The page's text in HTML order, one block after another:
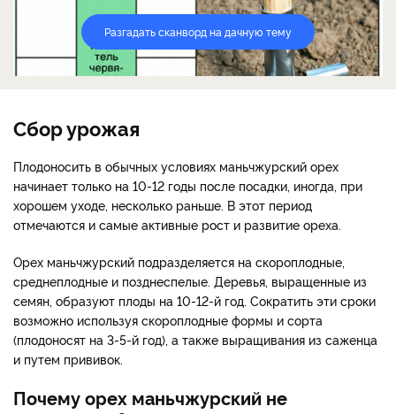
Разгадать сканворд на дачную тему
Сбор урожая
Плодоносить в обычных условиях маньчжурский орех
начинает только на 10-12 годы после посадки, иногда, при
хорошем уходе, несколько раньше. В этот период
отмечаются и самые активные рост и развитие ореха.
Орех маньчжурский подразделяется на скороплодные,
среднеплодные и позднеспелые. Деревья, выращенные из
семян, образуют плоды на 10-12-й год. Сократить эти сроки
возможно используя скороплодные формы и сорта
(плодоносят на 3-5-й год), а также выращивания из саженца
и путем прививок.
Почему орех маньчжурский не